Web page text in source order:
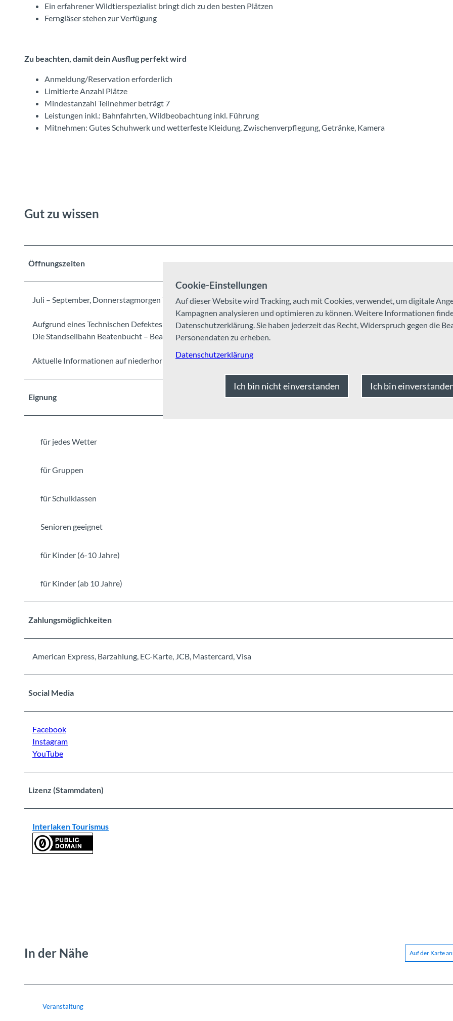
Ein erfahrener Wildtierspezialist bringt dich zu den besten Plätzen
Ferngläser stehen zur Verfügung
Zu beachten, damit dein Ausflug perfekt wird
Anmeldung/Reservation erforderlich
Limitierte Anzahl Plätze
Mindestanzahl Teilnehmer beträgt 7
Leistungen inkl.: Bahnfahrten, Wildbeobachtung inkl. Führung
Mitnehmen: Gutes Schuhwerk und wetterfeste Kleidung, Zwischenverpflegung, Getränke, Kamera
Gut zu wissen
Öffnungszeiten
Juli – September, Donnerstagmorgen 7.00 – 13.00 Uhr
Aufgrund eines Technischen Defektes ist die Gruppenumlaufbahn ab Beatenberg bis Niederhorn bis auf weiteres
Die Standseilbahn Beatenbucht – Beatenberg, fährt weiterhin nach Fahrplan.
Aktuelle Informationen auf niederhorn.ch
Eignung
für jedes Wetter
für Gruppen
für Schulklassen
Senioren geeignet
für Kinder (6-10 Jahre)
für Kinder (ab 10 Jahre)
Zahlungsmöglichkeiten
American Express, Barzahlung, EC-Karte, JCB, Mastercard, Visa
Social Media
Facebook
Instagram
YouTube
Lizenz (Stammdaten)
Interlaken Tourismus
In der Nähe Auf der Karte
Veranstaltung
Cookie-Einstellungen
Auf dieser Website wird Tracking, auch mit Cookies, verwendet, um digitale
Kampagnen analysieren und optimieren zu können. Weitere Informationen
Datenschutzerklärung. Sie haben jederzeit das Recht, Widerspruch gegen die
Personendaten zu erheben.
Datenschutzerklärung
Ich bin nicht einverstanden Ich bin